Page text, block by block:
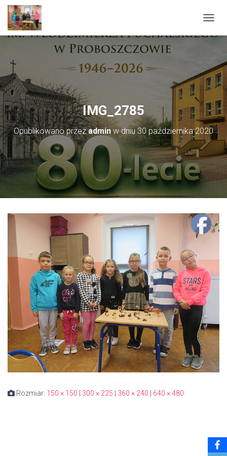
IMG_2785
Opublikowano przezadminw dniu30 października 2020
Rozmiar: 150 × 150 | 300 × 225 | 360 × 240 | 640 × 480